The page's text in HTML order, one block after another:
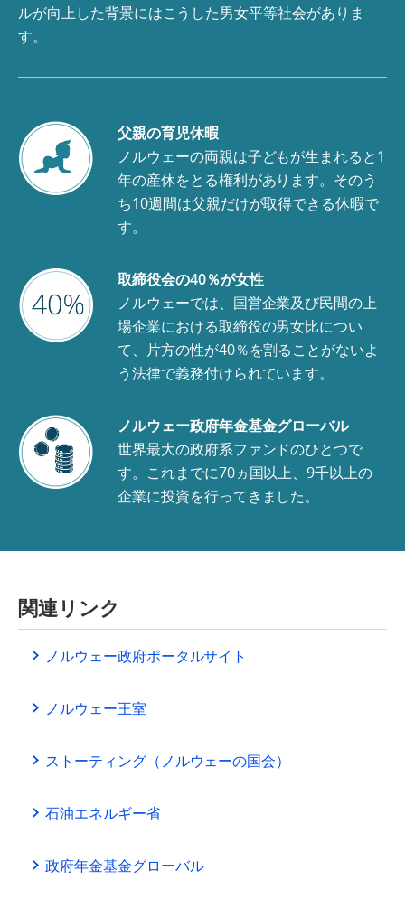
ルが向上した背景にはこうした男女平等社会がありま
す。
父親の育児休暇
ノルウェーの両親は子どもが生まれると1
年の産休をとる権利があります。そのう
ち10週間は父親だけが取得できる休暇で
す。
取締役会の40％が女性
ノルウェーでは、国営企業及び民間の上
場企業における取締役の男女比につい
て、片方の性が40％を割ることがないよ
う法律で義務付けられています。
ノルウェー政府年金基金グローバル
世界最大の政府系ファンドのひとつで
す。これまでに70ヵ国以上、9千以上の
企業に投資を行ってきました。
関連リンク
ノルウェー政府ポータルサイト
ノルウェー王室
ストーティング（ノルウェーの国会）
石油エネルギー省
政府年金基金グローバル